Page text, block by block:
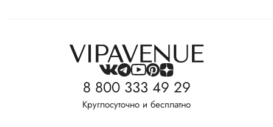
8 800 333 49 29
Круглосуточно и бесплатно